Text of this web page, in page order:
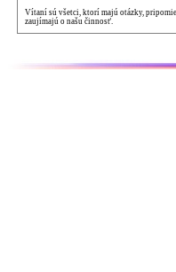
Vítaní sú všetci, ktorí majú otázky,
zaujímajú o našu činnosť.